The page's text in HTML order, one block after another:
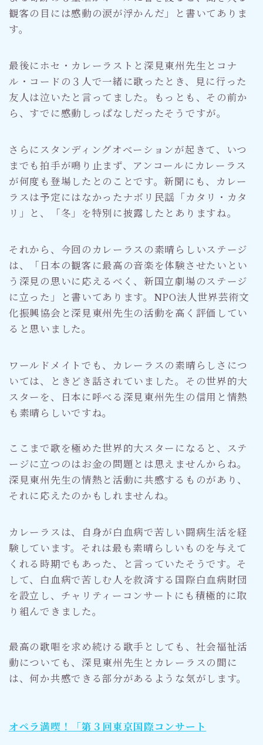
観客の目には感動の涙が浮かんだ」と書いてありま
す。
最後にホセ・カレーラストと深見東州先生とコナ
ル・コードの３人で一緒に歌ったとき、見に行った
友人は泣いたと言ってました。もっとも、その前か
ら、すでに感動しっぱなしだったそうですが。
さらにスタンディングオべーションが起きて、いつ
までも拍手が鳴り止まず、アンコールにカレーラス
が何度も登場したとのことです。新聞にも、カレー
ラスは予定にはなかったナボリ民謡「カタリ・カタ
リ」と、「冬」を特別に披露したとありますね。
それから、今回のカレーラスの素晴らしいステージ
は、「日本の観客に最高の音楽を体験させたいとい
う深見の思いに応えるべく、新国立劇場のステージ
に立った」と書いてあります。NPO法人世界芸術文
化振興協会と深見東州先生の活動を高く評価してい
ると思いました。
ワールドメイトでも、カレーラスの素晴らしさにつ
いては、ときどき話されていました。その世界的大
スターを、日本に呼べる深見東州先生の信用と情熱
も素晴らしいですね。
ここまで歌を極めた世界的大スターになると、ステ
ージに立つのはお金の問題とは思えませんからね。
深見東州先生の情熱と活動に共感するものがあり、
それに応えたのかもしれませんね。
カレーラスは、自身が白血病で苦しい闘病生活を経
験しています。それは最も素晴らしいものを与えて
くれる時期でもあった、と言っていたそうです。そ
して、白血病で苦しむ人を救済する国際白血病財団
を設立し、チャリティーコンサートにも積極的に取
り組んできました。
最高の歌唱を求め続ける歌手としても、社会福祉活
動についても、深見東州先生とカレーラスの間に
は、何か共感できる部分があるような気がします。
オペラ満喫！「第３回東京国際コンサート